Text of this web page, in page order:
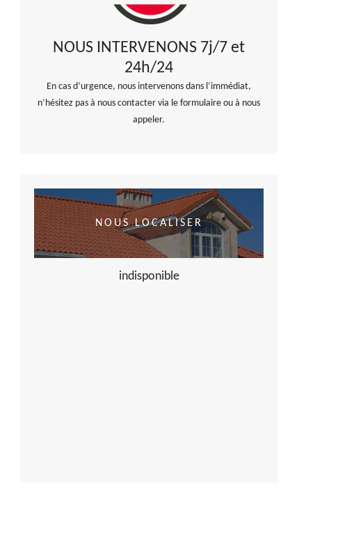
NOUS INTERVENONS 7j/7 et
24h/24
En cas d’urgence, nous intervenons dans l’immédiat,
n’hésitez pas à nous contacter via le formulaire ou à nous
appeler.
NOUS LOCALISER
indisponible